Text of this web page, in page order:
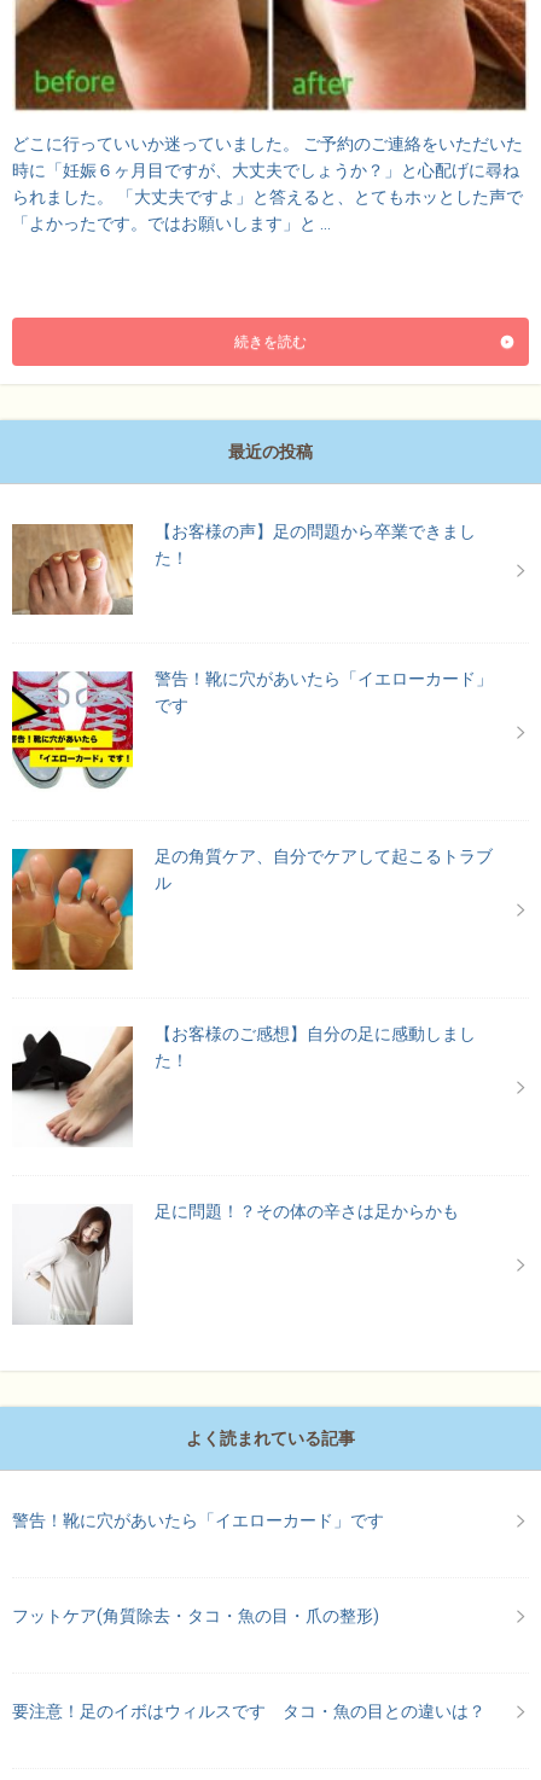
どこに行っていいか迷っていました。 ご予約のご連絡をいただいた
時に「妊娠６ヶ月目ですが、大丈夫でしょうか？」と心配げに尋ね
られました。 「大丈夫ですよ」と答えると、とてもホッとした声で
「よかったです。ではお願いします」と …
続きを読む
最近の投稿
【お客様の声】足の問題から卒業できまし
た！
警告！靴に穴があいたら「イエローカード」
です
足の角質ケア、自分でケアして起こるトラブ
ル
【お客様のご感想】自分の足に感動しまし
た！
足に問題！？その体の辛さは足からかも
よく読まれている記事
警告！靴に穴があいたら「イエローカード」です
フットケア(角質除去・タコ・魚の目・爪の整形)
要注意！足のイボはウィルスです タコ・魚の目との違いは？